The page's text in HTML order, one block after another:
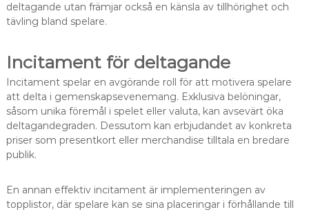
deltagande utan främjar också en känsla av tillhörighet och
tävling bland spelare.
Incitament för deltagande
Incitament spelar en avgörande roll för att motivera spelare
att delta i gemenskapsevenemang. Exklusiva belöningar,
såsom unika föremål i spelet eller valuta, kan avsevärt öka
deltagandegraden. Dessutom kan erbjudandet av konkreta
priser som presentkort eller merchandise tilltala en bredare
publik.
En annan effektiv incitament är implementeringen av
topplistor, där spelare kan se sina placeringar i förhållande till